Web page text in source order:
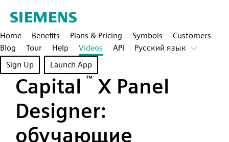
Home Benefits Plans & Pricing Symbols
Customers
Blog
Tour Help Videos API
Pусский язык
Sign Up
Launch App
Capital ™
X Panel
Designer:
обучающие